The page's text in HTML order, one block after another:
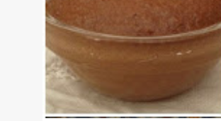
E
n
t
r
a
d